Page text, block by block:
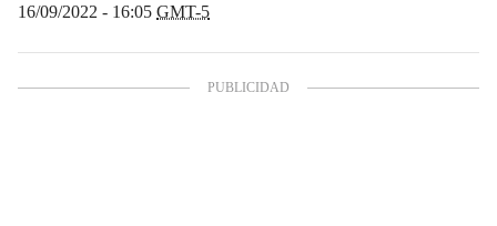
16/09/2022 - 16:05 GMT-5